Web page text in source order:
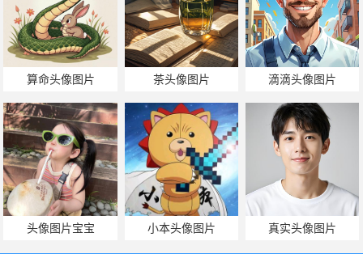
算命头像图片 茶头像图片 滴滴头像图片
头像图片宝宝 小本头像图片 真实头像图片